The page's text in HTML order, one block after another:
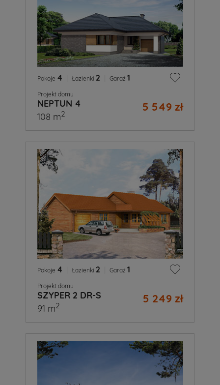
Pokoje 4 Łazienki 2 Garaż 1
Projekt domu
NEPTUN 4 5 549 zł
108 m2
Pokoje 4 Łazienki 2 Garaż 1
Projekt domu
SZYPER 2 DR-S 5 249 zł
91 m2